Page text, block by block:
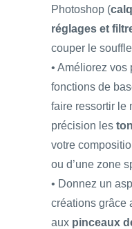
Photoshop (
réglages et
couper le
• Améliorez vos
fonctions de
faire ressortir le
précision les
votre
ou d’une zone
• Donnez un
créations grâce
aux pinceaux